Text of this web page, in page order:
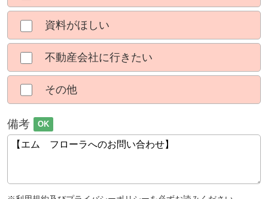
資料がほしい
不動産会社に行きたい
その他
備考 OK